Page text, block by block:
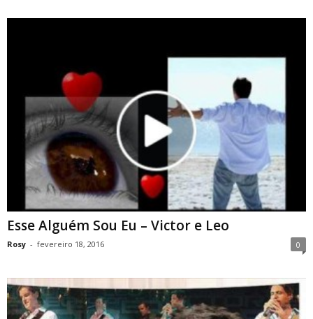
Esse Alguém Sou Eu – Victor e Leo
Rosy - fevereiro 18, 2016 0